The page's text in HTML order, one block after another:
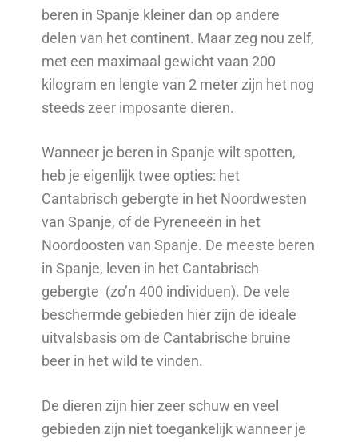
beren in Spanje kleiner dan op andere
delen van het continent. Maar zeg nou zelf,
met een maximaal gewicht vaan 200
kilogram en lengte van 2 meter zijn het nog
steeds zeer imposante dieren.
Wanneer je beren in Spanje wilt spotten,
heb je eigenlijk twee opties: het
Cantabrisch gebergte in het Noordwesten
van Spanje, of de Pyreneeën in het
Noordoosten van Spanje. De meeste beren
in Spanje, leven in het Cantabrisch
gebergte (zo’n 400 individuen). De vele
beschermde gebieden hier zijn de ideale
uitvalsbasis om de Cantabrische bruine
beer in het wild te vinden.
De dieren zijn hier zeer schuw en veel
gebieden zijn niet toegankelijk wanneer je